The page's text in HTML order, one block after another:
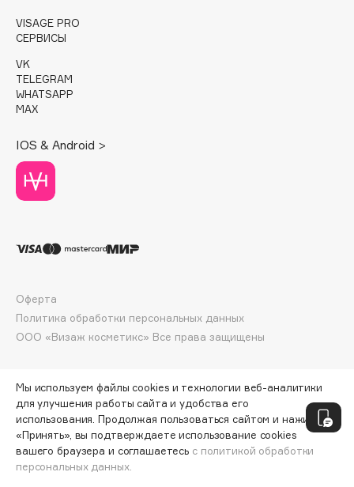
d'Alba
DARLING*
Darphin
Deonica
Dessange
Dior
Dolomit
DP Daily Perfection
Dr. Vranjes Firenze
Dr.Althea
Dr.Jart+
DSD de Luxe
Dyson
СООБЩИТЬ О ПОСТУПЛЕНИИ
VISAGE PRO
СЕРВИСЫ
VK
TELEGRAM
WHATSAPP
MAX
IOS & Android >
ООО «Визаж косметикс» Все права защищены
Оферта
Политика обработки персональных данных
Мы используем файлы cookies и технологии веб-аналитики
для улучшения работы сайта и удобства его
использования. Продолжая пользоваться сайтом и нажимая
«Принять», вы подтверждаете использование cookies
вашего браузера и соглашаетесь с политикой обработки
персональных данных.